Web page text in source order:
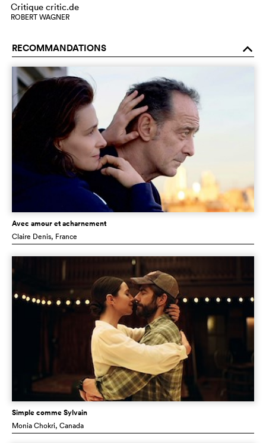
Critique critic.de
ROBERT WAGNER
RECOMMANDATIONS o
Avec amour et acharnement
Claire Denis, France
Simple comme Sylvain
Monia Chokri, Canada